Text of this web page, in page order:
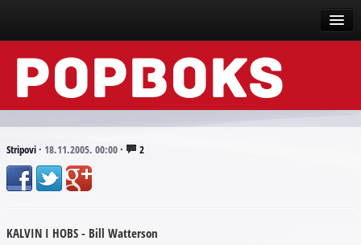
Vesti
Događaji
Tekstovi
Scena
Stripovi· 18.11.2005. 00:00· 2
KALVIN I HOBS - Bill Watterson